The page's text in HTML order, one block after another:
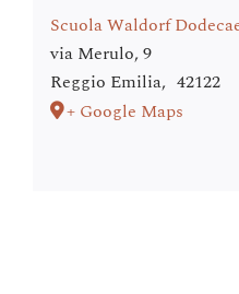
Scuola Waldorf
via Merulo, 9
Reggio Emilia, 42122
+ Google Maps